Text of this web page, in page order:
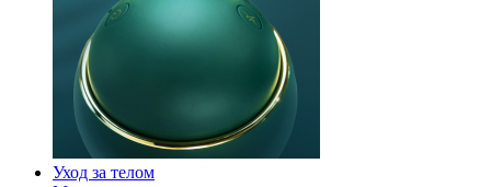
Уход за телом